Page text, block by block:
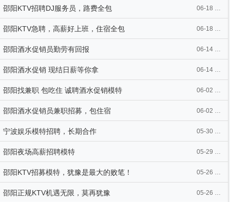
邵阳KTV招聘DJ服务员，路费全包 06-18 10:00
邵阳KTV急聘，高薪好上班，住宿全包 06-18 09:59
邵阳酒水促销员勤劳有回报 06-14 11:34
邵阳酒水促销 现结日薪等你拿 06-14 11:34
邵阳找兼职 包吃住 诚聘酒水促销模特 06-02 07:41
邵阳酒水促销员兼职招募，包住宿 06-02 07:41
宁波娱乐模特招聘，长期合作 05-30 10:12
邵阳夜场高薪招聘模特 05-29 09:43
邵阳KTV招募模特，犹豫是最大的败笔！ 05-26 21:20
邵阳正规KTV机遇无限，莫再犹豫 05-26 21:20